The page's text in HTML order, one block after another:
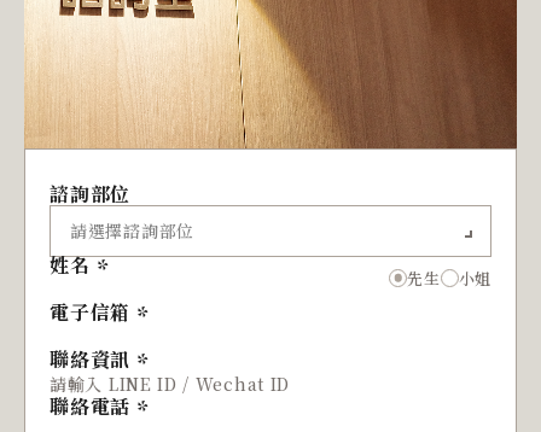
諮詢部位
姓名 先生 小姐
電子信箱
聯絡資訊
聯絡電話